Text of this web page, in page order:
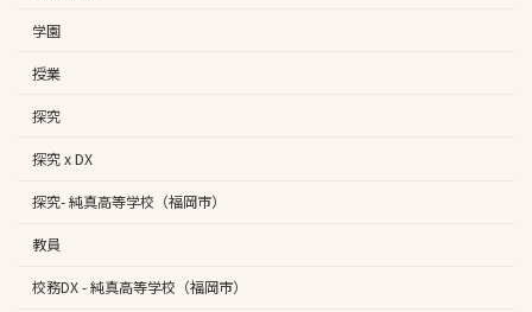
学園
授業
探究
探究 x DX
探究- 純真高等学校（福岡市）
教員
校務DX - 純真高等学校（福岡市）